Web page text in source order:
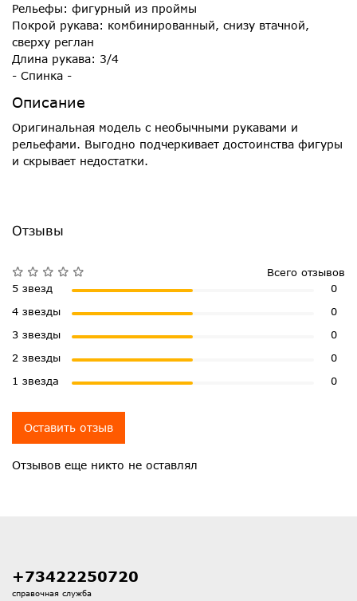
Рельефы: фигурный из проймы
Покрой рукава: комбинированный, снизу втачной,
сверху реглан
Длина рукава: 3/4
- Спинка -
Описание
Оригинальная модель с необычными рукавами и
рельефами. Выгодно подчеркивает достоинства фигуры
и скрывает недостатки.
Отзывы
Отзывов еще никто не оставлял
Всего отзывов
5 звезд
0
4 звезды
0
3 звезды
0
2 звезды
0
1 звезда
0
Оставить отзыв
+73422250720
справочная служба